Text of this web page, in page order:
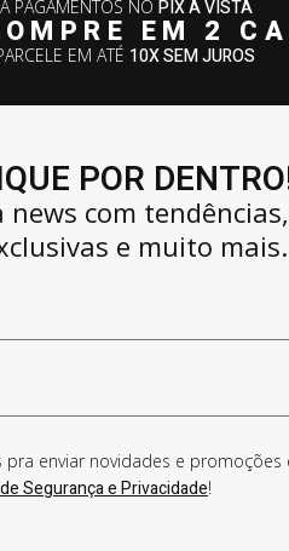
PAGAMENTOS NO PIX À VISTA
EM 2
EM ATÉ 10X SEM JUROS
POR
com
e muito mais.
enviar novidades e promoções
Segurança e Privacidade!